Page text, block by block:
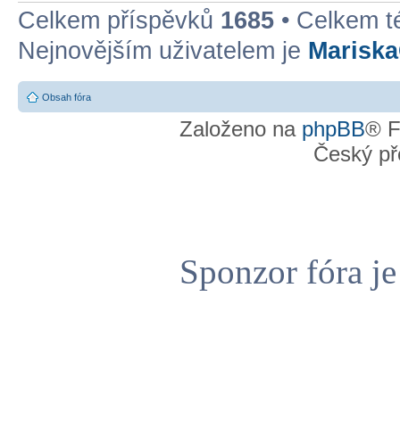
Celkem příspěvků 1685 • Celkem
Nejnovějším uživatelem je
Obsah fóra
Založeno na phpBB®
Český
Sponzor fóra